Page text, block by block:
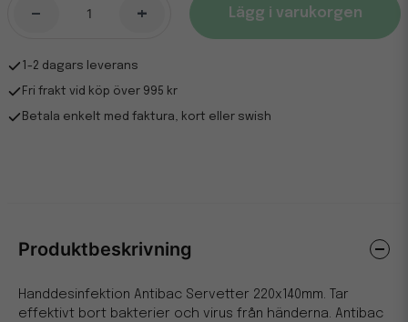
- + Lägg i varukorgen
1-2 dagars leverans
Fri frakt vid köp över 995 kr
Betala enkelt med faktura, kort eller swish
Produktbeskrivning
Handdesinfektion Antibac Servetter 220x140mm. Tar
effektivt bort bakterier och virus från händerna. Antibac